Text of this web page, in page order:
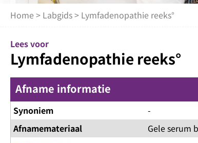
Home > Labgids> Lymfadenopathie reeks°
Lees voor
Lymfadenopathie reeks°
Afname informatie
Synoniem
-
Afnamemateriaal
Gele serum